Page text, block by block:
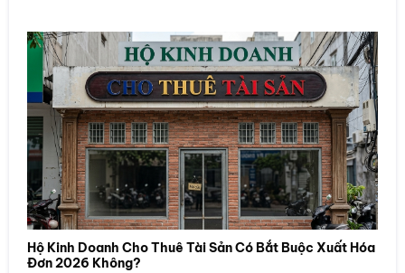
Hộ Kinh Doanh Cho Thuê Tài Sản Có Bắt Buộc Xuất Hóa
Đơn 2026 Không?